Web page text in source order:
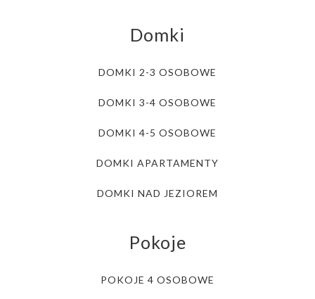
Domki
DOMKI 2-3 OSOBOWE
DOMKI 3-4 OSOBOWE
DOMKI 4-5 OSOBOWE
DOMKI APARTAMENTY
DOMKI NAD JEZIOREM
Pokoje
POKOJE 4 OSOBOWE